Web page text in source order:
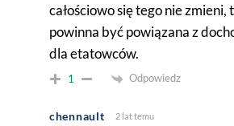
całościowo się tego nie zmieni,
powinna być powiązana z
dla etatowców.
1 Odpowiedz
chennault 2 lat temu